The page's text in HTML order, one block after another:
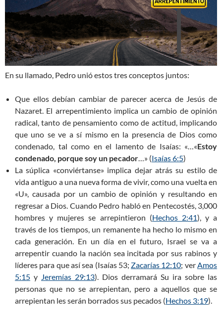
En su llamado, Pedro unió estos tres conceptos juntos:
Que ellos debían cambiar de parecer acerca de Jesús de
Nazaret. El arrepentimiento implica un cambio de opinión
radical, tanto de pensamiento como de actitud, implicando
que uno se ve a sí mismo en la presencia de Dios como
condenado, tal como en el lamento de Isaías: «…«Estoy
condenado, porque soy un pecador…» (Isaías 6:5)
La súplica «conviértanse» implica dejar atrás su estilo de
vida antiguo a una nueva forma de vivir, como una vuelta en
«U», causada por un cambio de opinión y resultando en
regresar a Dios. Cuando Pedro habló en Pentecostés, 3,000
hombres y mujeres se arrepintieron (Hechos 2:41), y a
través de los tiempos, un remanente ha hecho lo mismo en
cada generación. En un día en el futuro, Israel se va a
arrepentir cuando la nación sea incitada por sus rabinos y
líderes para que así sea (Isaías 53; Zacarías 12:10; verAmos
5:15 y Jeremías 29:13). Dios derramará Su ira sobre las
personas que no se arrepientan, pero a aquellos que se
arrepientan les serán borrados sus pecados (Hechos 3:19).